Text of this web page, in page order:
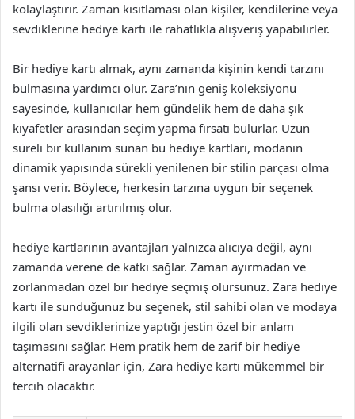
kolaylaştırır. Zaman kısıtlaması olan kişiler, kendilerine veya
sevdiklerine hediye kartı ile rahatlıkla alışveriş yapabilirler.
Bir hediye kartı almak, aynı zamanda kişinin kendi tarzını
bulmasına yardımcı olur. Zara’nın geniş koleksiyonu
sayesinde, kullanıcılar hem gündelik hem de daha şık
kıyafetler arasından seçim yapma fırsatı bulurlar. Uzun
süreli bir kullanım sunan bu hediye kartları, modanın
dinamik yapısında sürekli yenilenen bir stilin parçası olma
şansı verir. Böylece, herkesin tarzına uygun bir seçenek
bulma olasılığı artırılmış olur.
hediye kartlarının avantajları yalnızca alıcıya değil, aynı
zamanda verene de katkı sağlar. Zaman ayırmadan ve
zorlanmadan özel bir hediye seçmiş olursunuz. Zara hediye
kartı ile sunduğunuz bu seçenek, stil sahibi olan ve modaya
ilgili olan sevdiklerinize yaptığı jestin özel bir anlam
taşımasını sağlar. Hem pratik hem de zarif bir hediye
alternatifi arayanlar için, Zara hediye kartı mükemmel bir
tercih olacaktır.